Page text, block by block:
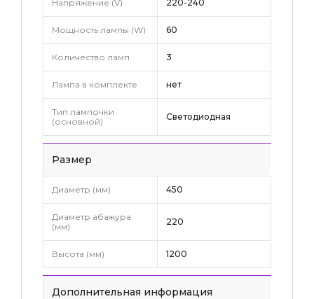
Напряжение (V) 220-240
Мощность лампы (W) 60
Количество ламп 3
Лампа в комплекте нет
Тип лампочки
(основной)
Светодиодная
Pазмер
Диаметр (мм) 450
Диаметр абажура
(мм)
220
Высота (мм) 1200
Дополнительная информация